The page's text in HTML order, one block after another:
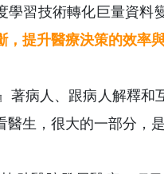
習技術轉化巨量資料
提升醫療決策的效率與
著病人、跟病人解釋
生，很大的一部分，